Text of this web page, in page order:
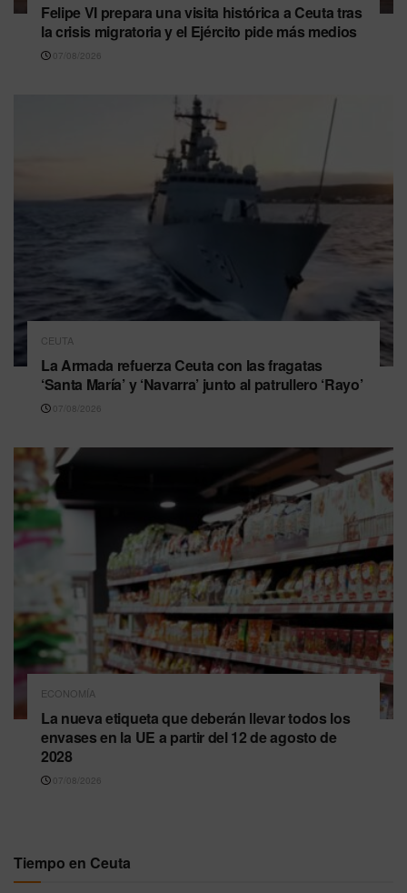
Felipe VI prepara una visita histórica a Ceuta tras
la crisis migratoria y el Ejército pide más medios
07/08/2026
CEUTA
La Armada refuerza Ceuta con las fragatas
‘Santa María’ y ‘Navarra’ junto al patrullero ‘Rayo’
07/08/2026
ECONOMÍA
La nueva etiqueta que deberán llevar todos los
envases en la UE a partir del 12 de agosto de
2028
07/08/2026
Tiempo en Ceuta